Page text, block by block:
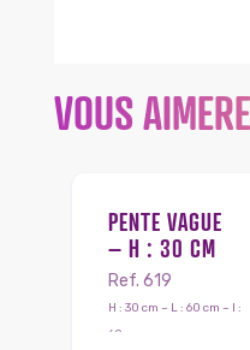
VOUS
PENTE VAGUE
– H : 30 CM
Ref. 619
H : 30 cm – L : 60 cm – l :
60 cm